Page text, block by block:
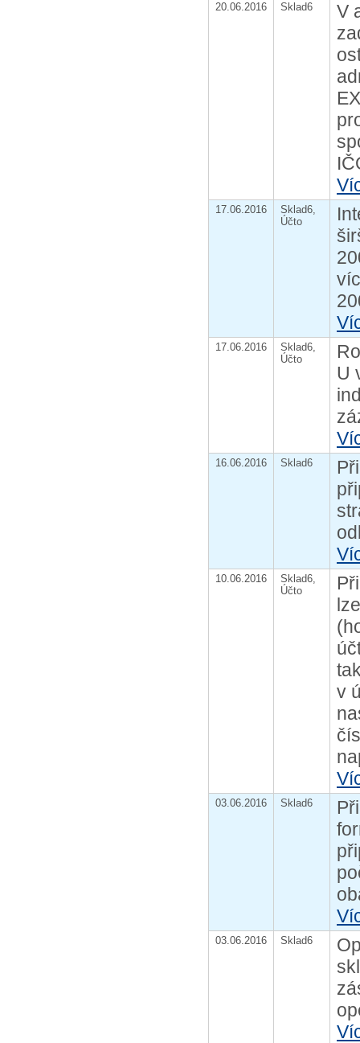
20.06.2016 Sklad6
V
17.06.2016
Sklad6,
Účto
17.06.2016
Sklad6,
Účto
U
16.06.2016 Sklad6
10.06.2016
Sklad6,
Účto
v
03.06.2016 Sklad6
03.06.2016 Sklad6